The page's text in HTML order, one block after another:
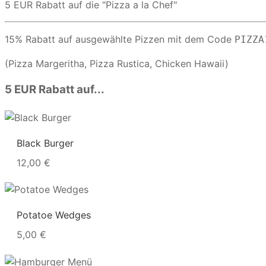
5 EUR Rabatt auf die "Pizza a la Chef"
15% Rabatt auf ausgewählte Pizzen mit dem Code
(Pizza Margeritha, Pizza Rustica, Chicken Hawaii)
5 EUR Rabatt auf...
Black Burger
12,00 €
Potatoe Wedges
5,00 €